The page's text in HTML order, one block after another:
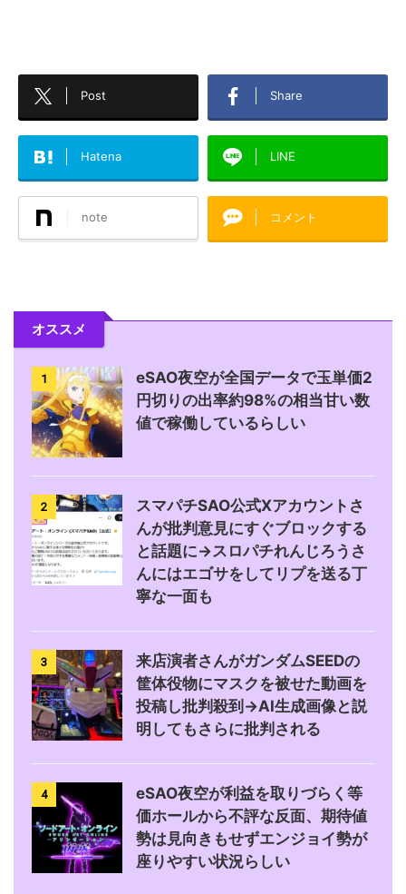
Post Share
Hatena LINE
note コメント
オススメ
1
eSAO夜空が全国データで玉単価2
円切りの出率約98%の相当甘い数
値で稼働しているらしい
2
スマパチSAO公式Xアカウントさ
んが批判意見にすぐブロックする
と話題に→スロパチれんじろうさ
んにはエゴサをしてリプを送る丁
寧な一面も
3
来店演者さんがガンダムSEEDの
筐体役物にマスクを被せた動画を
投稿し批判殺到→AI生成画像と説
明してもさらに批判される
4
eSAO夜空が利益を取りづらく等
価ホールから不評な反面、期待値
勢は見向きもせずエンジョイ勢が
座りやすい状況らしい